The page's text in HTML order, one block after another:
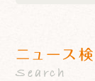
ニュース
Search